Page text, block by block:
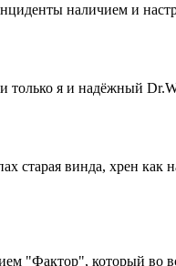
наличием и
только я и надёжный
старая винда, хрен
"Фактор", который во